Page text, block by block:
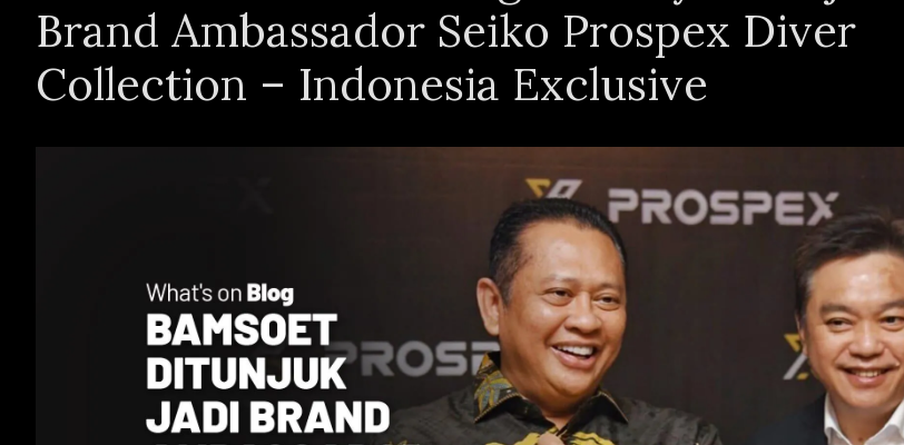
Brand Ambassador Seiko Prospex Diver
Collection – Indonesia Exclusive